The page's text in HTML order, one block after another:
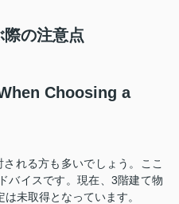
の注意点
Choosing a
れる方も多いでしょう。ここ
バイスです。現在、3階建て物
未取得となっています。